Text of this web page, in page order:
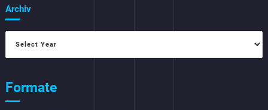
Archiv
Formate